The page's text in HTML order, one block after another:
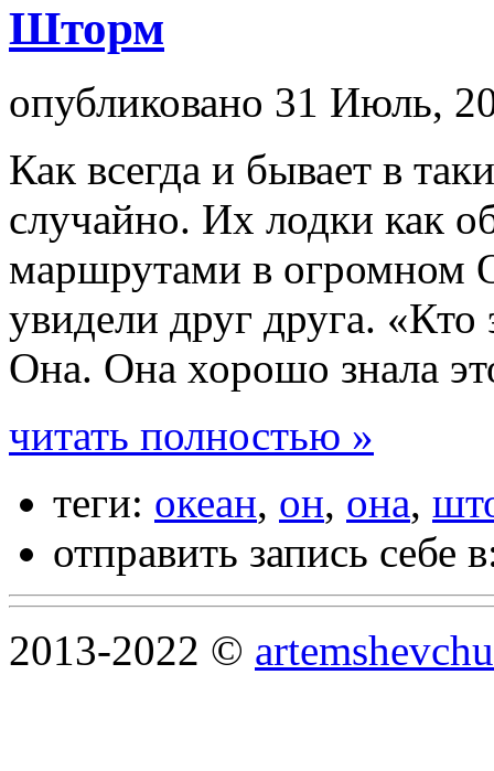
Шторм
опубликовано 31 Июль,
Как всегда и бывает в
случайно. Их лодки как
маршрутами в огромном
увидели друг друга.
Она. Она хорошо знала
читать полностью »
теги: океан, он, она,
отправить запись себе
2013-2022 ©